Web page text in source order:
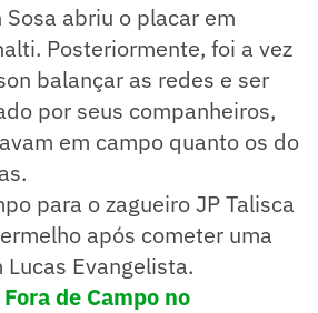
Sosa abriu o placar em
Posteriormente, foi a vez
balançar as redes e ser
por seus companheiros,
em campo quanto os do
para o zagueiro JP Talisca
após cometer uma
Evangelista.
de Campo no